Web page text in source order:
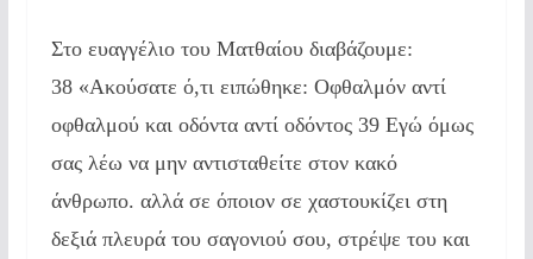
Στο ευαγγέλιο του Ματθαίου διαβάζουμε:
38 «Ακούσατε ό,τι ειπώθηκε: Οφθαλμόν αντί
οφθαλμού και οδόντα αντί οδόντος 39 Εγώ όμως
σας λέω να μην αντισταθείτε στον κακό
άνθρωπο. αλλά σε όποιον σε χαστουκίζει στη
δεξιά πλευρά του σαγονιού σου, στρέψε του και